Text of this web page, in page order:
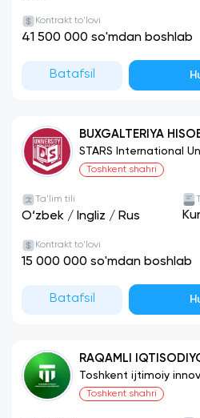
Kontrakt to'lovi
41 500 000 so'mdan boshlab
Batafsil
BUXGALTERIYA
STARS International
Toshkent shahri
Ta'lim tili
O‘zbek / Ingliz / Rus
Kontrakt to'lovi
15 000 000 so'mdan boshlab
Batafsil
RAQAMLI
Toshkent ijtimoiy
Toshkent shahri